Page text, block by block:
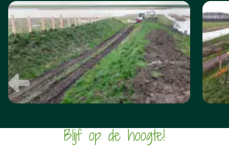
FOTO
ALBUM
OVERSLAAN
VorigeBlijf op de hoogte!